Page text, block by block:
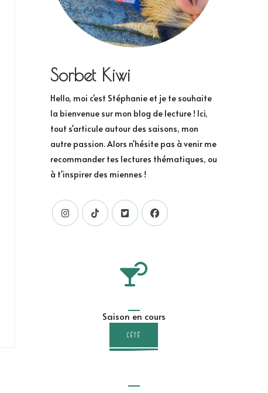
Sorbet Kiwi
Hello, moi c'est Stéphanie et je te souhaite
la bienvenue sur mon blog de lecture ! Ici,
tout s'articule autour des saisons, mon
autre passion. Alors n'hésite pas à venir me
recommander tes lectures thématiques, ou
à t'inspirer des miennes !
Saison en cours
L'ÉTÉ